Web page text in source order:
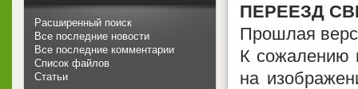
ПЕРЕЕЗД
Прошлая
К сожалению
на
Расширенный поиск
Все последние новости
Все последние комментарии
Список файлов
Статьи